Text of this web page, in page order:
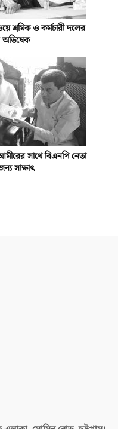
শ্রমিক ও কর্মচারী দলের
অভিষেক
সাথে বিএনপি নেতা
সাক্ষাৎ